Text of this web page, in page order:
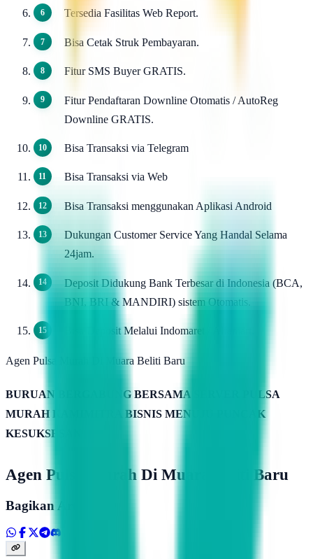
Tersedia Fasilitas Web Report.
Bisa Cetak Struk Pembayaran.
Fitur SMS Buyer GRATIS.
Fitur Pendaftaran Downline Otomatis / AutoReg
Downline GRATIS.
Bisa Transaksi via Telegram
Bisa Transaksi via Web
Bisa Transaksi menggunakan Aplikasi Android
Dukungan Customer Service Yang Handal Selama
24jam.
Deposit Didukung Bank Terbesar di Indonesia (BCA,
BNI, BRI & MANDIRI) sistem Otomatis.
Bisa Deposit Melalui Indomaret / Alfamart.
Agen Pulsa Murah Di Muara Beliti Baru
BURUAN BERGABUNG BERSAMA SERVER PULSA
MURAH KAMIMITRA BISNIS MENUJU PUNCAK
KESUKSESAN
Agen Pulsa Murah Di Muara Beliti Baru
Bagikan Artikel